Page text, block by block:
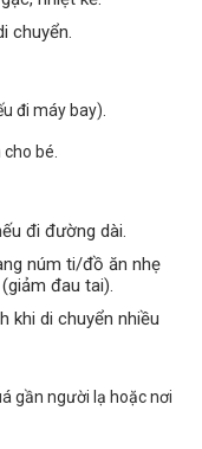
chuyển.
đi máy bay).
bé.
đi đường dài.
núm ti/đồ ăn nhẹ
đau tai).
khi di chuyển nhiều
gần người lạ hoặc nơi